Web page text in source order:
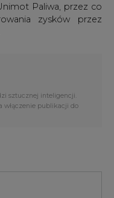
Paliwa, przez co
zysków przez
sztucznej inteligencji.
włączenie publikacji do